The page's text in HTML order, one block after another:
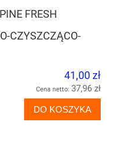
FRESH
CZYSZCZĄCO-
41,00 zł
Cena netto: 37,96 zł
DO KOSZYKA